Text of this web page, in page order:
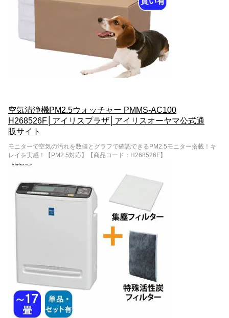
空気清浄機PM2.5ウォッチャー PMMS-AC100
H268526F│アイリスプラザ│アイリスオーヤマ公式通
販サイト
モニターで空気の汚れを数値とグラフで確認できるPM2.5モニター搭載！キ
レイを実感！【PM2.5対応】【商品コード：H268526F】